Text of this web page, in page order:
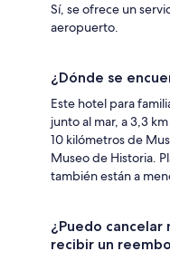
Sí, se ofrece un
aeropuerto.
¿Dónde se
Este hotel para
junto al mar, a 3,3
10 kilómetros de
Museo de Historia.
también están a
¿Puedo
recibir un